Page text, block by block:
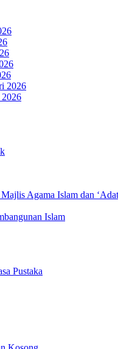
2026
2026
Agama Islam dan
Islam
Pustaka